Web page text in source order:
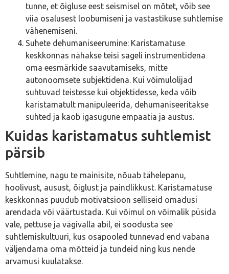
tunne, et õigluse eest seismisel on mõtet, võib see
viia osalusest loobumiseni ja vastastikuse suhtlemise
vähenemiseni.
Suhete dehumaniseerumine: Karistamatuse
keskkonnas nähakse teisi sageli instrumentidena
oma eesmärkide saavutamiseks, mitte
autonoomsete subjektidena. Kui võimulolijad
suhtuvad teistesse kui objektidesse, keda võib
karistamatult manipuleerida, dehumaniseeritakse
suhted ja kaob igasugune empaatia ja austus.
Kuidas karistamatus suhtlemist
pärsib
Suhtlemine, nagu te mainisite, nõuab tähelepanu,
hoolivust, ausust, õiglust ja paindlikkust. Karistamatuse
keskkonnas puudub motivatsioon selliseid omadusi
arendada või väärtustada. Kui võimul on võimalik püsida
vale, pettuse ja vägivalla abil, ei soodusta see
suhtlemiskultuuri, kus osapooled tunnevad end vabana
väljendama oma mõtteid ja tundeid ning kus nende
arvamusi kuulatakse.